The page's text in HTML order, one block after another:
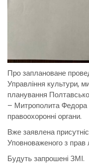
Про заплановане
Управління культури,
планування
– Митрополита Федора
правоохоронні органи.
Вже заявлена
Уповноваженого з прав
Будуть запрошені ЗМІ.